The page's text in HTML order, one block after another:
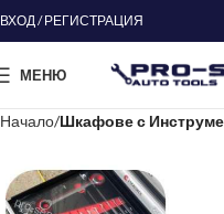
ВХОД / РЕГИСТРАЦИЯ
МЕНЮ
Начало Шкафове с